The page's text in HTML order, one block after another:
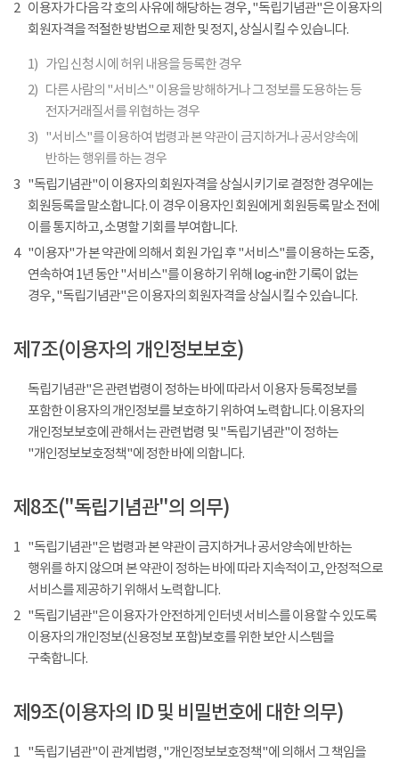
2 이용자가 다음 각 호의 사유에 해당하는 경우, "독립기념관"은 이용자의
회원자격을 적절한 방법으로 제한 및 정지, 상실시킬 수 있습니다.
1) 가입 신청 시에 허위 내용을 등록한 경우
2) 다른 사람의 "서비스" 이용을 방해하거나 그 정보를 도용하는 등
전자거래질서를 위협하는 경우
3) "서비스"를 이용하여 법령과 본 약관이 금지하거나 공서양속에
반하는 행위를 하는 경우
3 "독립기념관"이 이용자의 회원자격을 상실시키기로 결정한 경우에는
회원등록을 말소합니다. 이 경우 이용자인 회원에게 회원등록 말소 전에
이를 통지하고, 소명할 기회를 부여합니다.
4
"이용자"가 본 약관에 의해서 회원 가입 후 "서비스"를 이용하는 도중,
연속하여 1년 동안 "서비스"를 이용하기 위해 log-in한 기록이 없는
경우, "독립기념관"은 이용자의 회원자격을 상실시킬 수 있습니다.
제7조(이용자의 개인정보보호)
독립기념관"은 관련법령이 정하는 바에 따라서 이용자 등록정보를
포함한 이용자의 개인정보를 보호하기 위하여 노력합니다. 이용자의
개인정보보호에 관해서는 관련법령 및 "독립기념관"이 정하는
"개인정보보호정책"에 정한 바에 의합니다.
제8조("독립기념관"의 의무)
1 "독립기념관"은 법령과 본 약관이 금지하거나 공서양속에 반하는
행위를 하지 않으며 본 약관이 정하는 바에 따라 지속적이고, 안정적으로
서비스를 제공하기 위해서 노력합니다.
2 "독립기념관"은 이용자가 안전하게 인터넷 서비스를 이용할 수 있도록
이용자의 개인정보(신용정보 포함)보호를 위한 보안 시스템을
구축합니다.
제9조(이용자의 ID 및 비밀번호에 대한 의무)
1 "독립기념관"이 관계법령, "개인정보보호정책"에 의해서 그 책임을